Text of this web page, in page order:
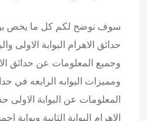
سوف نوضح لكم كل ما يخص
حدائق الاهرام البوابة الاولى
وجميع المعلومات عن حدائق
ومميزات البوابه الرابعه في
المعلومات عن البوابة الاولى
الاهرام البوابة الثانية